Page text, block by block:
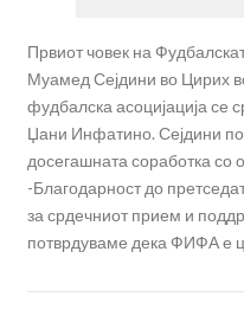
Првиот човек на
Муамед Сејдини во Цирих
фудбалска асоцијација се
Џани Инфатино. Сејдини по
досегашната соработка со
-Благодарност до
за срдечниот прием и
потврдуваме дека ФИФА е